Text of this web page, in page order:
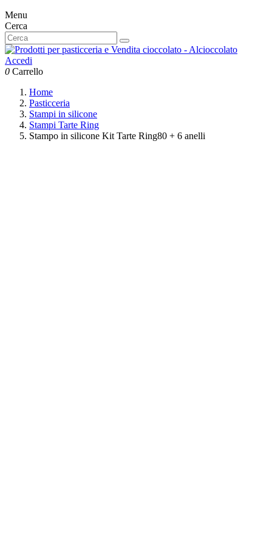
Menu
Cerca
Accedi
0 Carrello
Home
Pasticceria
Stampi in silicone
Stampi Tarte Ring
Stampo in silicone Kit Tarte Ring80 + 6 anelli